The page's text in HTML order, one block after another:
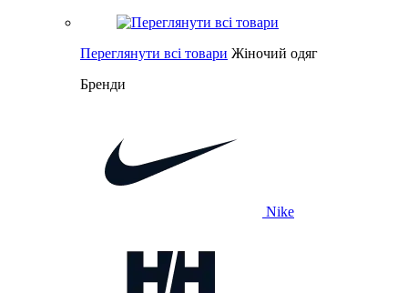
Переглянути всі товари Жіночий одяг
Бренди
Nike